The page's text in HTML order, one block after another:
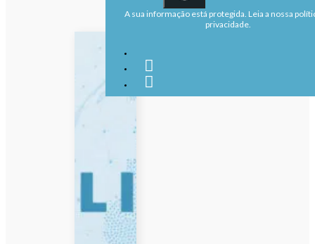
A sua informação está protegida. Leia a nossa
privacidade.